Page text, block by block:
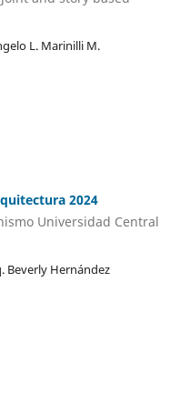
L. Marinilli M.
2024
Universidad Central
Beverly Hernández